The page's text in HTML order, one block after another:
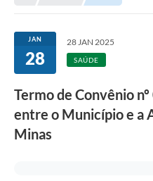
DEPARTAMENTOS
ACESSO À INFORMAÇÃO
Legislação
Alistamento Militar Online
JAN
28
28 JAN 2025
SAÚDE
Termo de Convênio
entre o Município e a
Minas